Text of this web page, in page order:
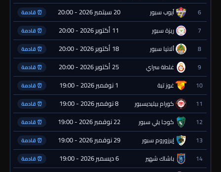
6 أيوب سبور 20 سبتمبر 2026 - 20:00 ⏰ قادمة
7 ريزة سبور 11 أكتوبر 2026 - 20:00 ⏰ قادمة
8 ألانيا سبور 18 أكتوبر 2026 - 20:00 ⏰ قادمة
9 غلطة سراي 25 أكتوبر 2026 - 20:00 ⏰ قادمة
10 غوز تبة 1 نوفمبر 2026 - 19:00 ⏰ قادمة
11 كورام بيليديسبور 8 نوفمبر 2026 - 19:00 ⏰ قادمة
12 كوجا يلي سبور 22 نوفمبر 2026 - 19:00 ⏰ قادمة
13 إيرزوروم سبور 29 نوفمبر 2026 - 19:00 ⏰ قادمة
14 باشاك شهير 6 ديسمبر 2026 - 19:00 ⏰ قادمة